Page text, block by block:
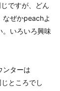
ですが、どん
なぜかpeachよ
。いろいろ興味
ンターは
ところでし